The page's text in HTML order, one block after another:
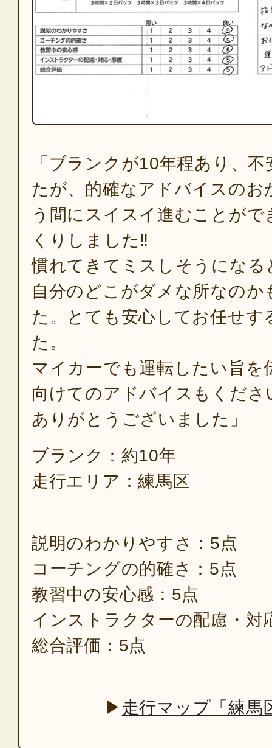
「ブランクが10年程あり、
たが、的確なアドバイスのお
う間にスイスイ進むことが
くりしました‼
慣れてきてミスしそうになる
自分のどこがダメな所なのか
た。とても安心してお任せす
た。
マイカーでも運転したい旨を
向けてのアドバイスもくださ
ありがとうございました」
ブランク：約10年
走行エリア：練馬区
説明のわかりやすさ：5点
コーチングの的確さ：5点
教習中の安心感：5点
インストラクターの配慮・対
総合評価：5点
▶ 走行マップ「練馬